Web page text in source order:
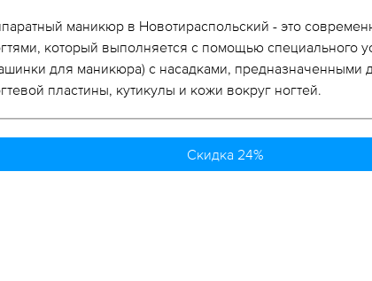
маникюр в Новотираспольский - это
который выполняется с помощью специального
для маникюра) с насадками, предназначенными
пластины, кутикулы и кожи вокруг ногтей.
Скидка 24%